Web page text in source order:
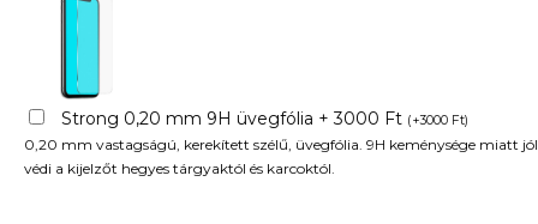
Strong 0,20 mm 9H üvegfólia + 3000 Ft (+3000 Ft)
0,20 mm vastagságú, kerekített szélű, üvegfólia. 9H keménysége miatt jól
védi a kijelzőt hegyes tárgyaktól és karcoktól.